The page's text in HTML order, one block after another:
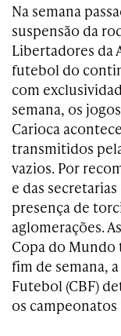
Na semana
suspensão da
Libertadores da
futebol do
com
semana, os
Carioca
transmitidos
vazios. Por
e das
presença de
aglomerações.
Copa do Mundo
fim de semana,
Futebol (CBF)
os